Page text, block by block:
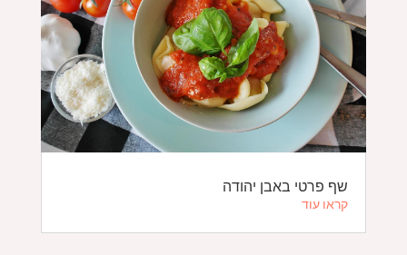
שף פרטי באבן יהודה
קראו עוד